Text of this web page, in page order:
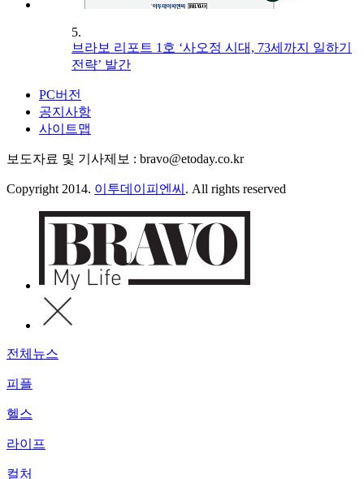
5.
브라보 리포트 1호 ‘사오정 시대, 73세까지 일하기
전략’ 발간
PC버전
공지사항
사이트맵
보도자료 및 기사제보 : bravo@etoday.co.kr
Copyright 2014. 이투데이피엔씨 . All rights reserved
전체뉴스
피플
헬스
라이프
컬처